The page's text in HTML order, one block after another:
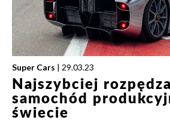
Super Cars | 29.03.23
Najszybciej
samochód
świecie